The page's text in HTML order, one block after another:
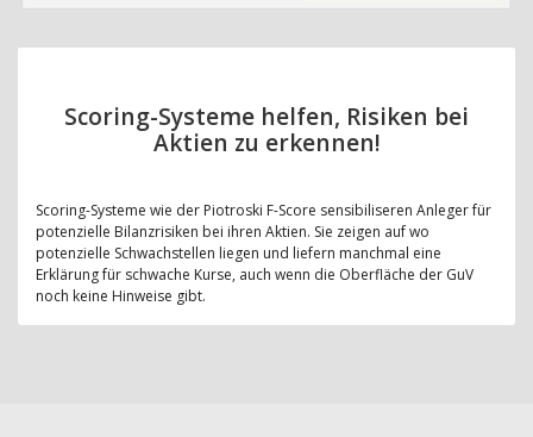
Scoring-Systeme helfen, Risiken bei
Aktien zu erkennen!
Scoring-Systeme wie der Piotroski F-Score sensibiliseren Anleger für
potenzielle Bilanzrisiken bei ihren Aktien. Sie zeigen auf wo
potenzielle Schwachstellen liegen und liefern manchmal eine
Erklärung für schwache Kurse, auch wenn die Oberfläche der GuV
noch keine Hinweise gibt.